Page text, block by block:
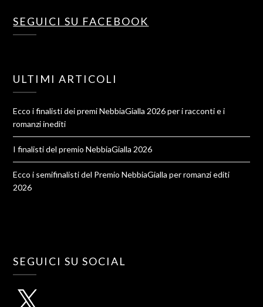
SEGUICI SU FACEBOOK
ULTIMI ARTICOLI
Ecco i finalisti dei premi NebbiaGialla 2026 per i racconti e i
romanzi inediti
I finalisti del premio NebbiaGialla 2026
Ecco i semifinalisti del Premio NebbiaGialla per romanzi editi
2026
SEGUICI SU SOCIAL